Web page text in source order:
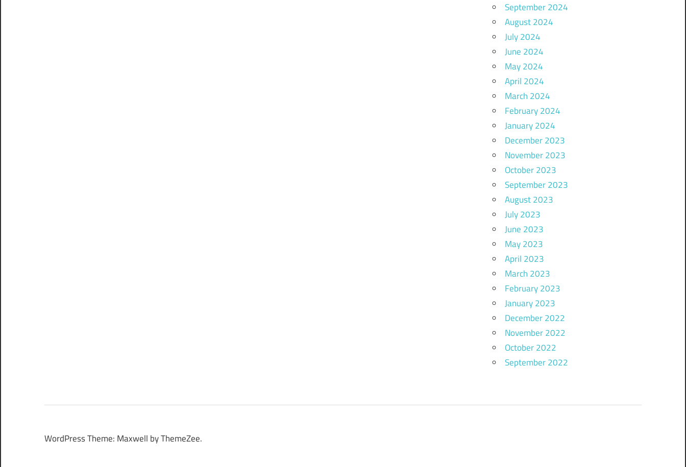
September 2024
August 2024
July 2024
June 2024
May 2024
April 2024
March 2024
February 2024
January 2024
December 2023
November 2023
October 2023
September 2023
August 2023
July 2023
June 2023
May 2023
April 2023
March 2023
February 2023
January 2023
December 2022
November 2022
October 2022
September 2022
WordPress Theme: Maxwell by ThemeZee.